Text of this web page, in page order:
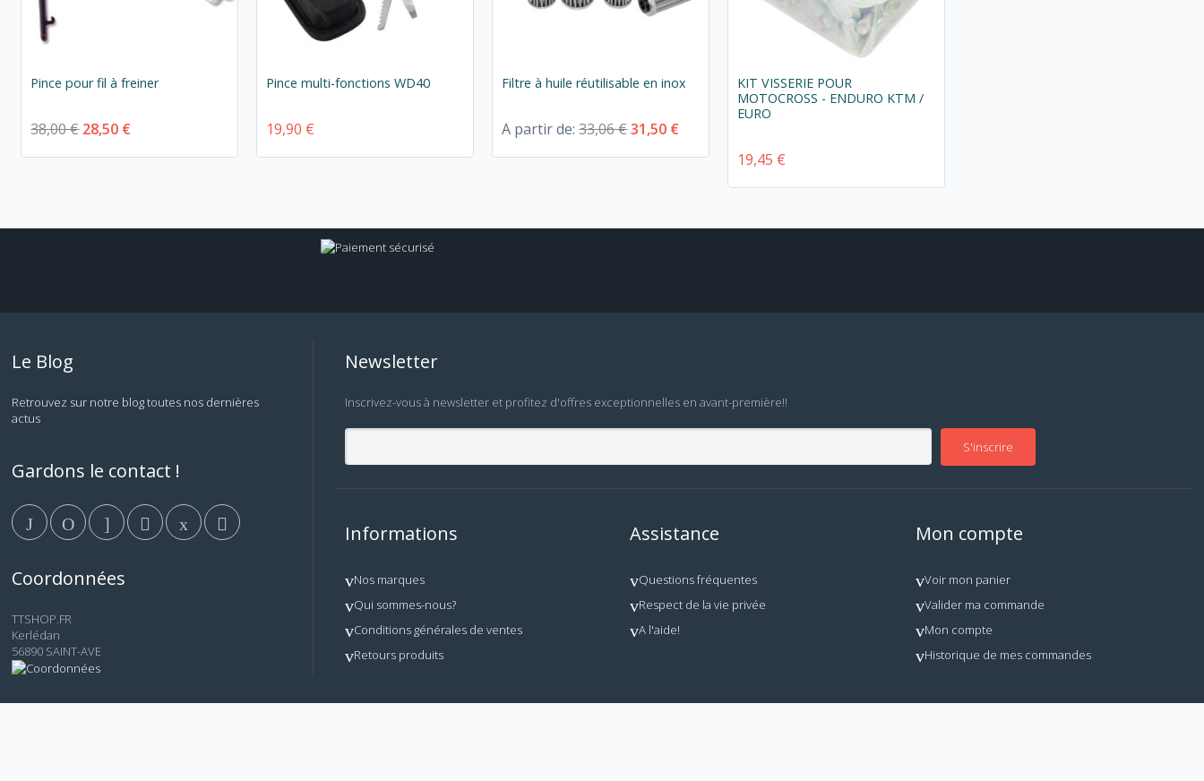
Pince pour fil à freiner
38,00 € 28,50 €
Pince multi-fonctions WD40
19,90 €
Filtre à huile réutilisable en inox
A partir de:33,06 €31,50 €
KIT VISSERIE POUR
MOTOCROSS - ENDURO KTM /
EURO
19,45 €
Le Blog
Retrouvez sur notre blog toutes nos dernières
actus
Gardons le contact !
Coordonnées
TTSHOP.FR
Kerlédan
56890 SAINT-AVE
Newsletter
Inscrivez-vous à newsletter et profitez d'offres exceptionnelles en avant-première!!
S'inscrire
Informations
Nos marques
Qui sommes-nous?
Conditions générales de ventes
Retours produits
Assistance
Questions fréquentes
Respect de la vie privée
A l'aide!
Mon compte
Voir mon panier
Valider ma commande
Mon compte
Historique de mes commandes